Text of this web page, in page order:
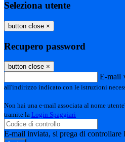
Seleziona utente
button close ×
Recupero password
button close ×
E-mail
all'indirizzo indicato con le istruzioni
Non hai una e-mail associata al nome
tramite la Login Spaggiari
E-mail inviata, si prega di controllare